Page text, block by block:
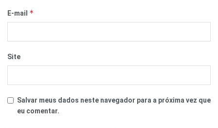
E-mail *
Site
Salvar meus dados neste navegador para a próxima vez que
eu comentar.